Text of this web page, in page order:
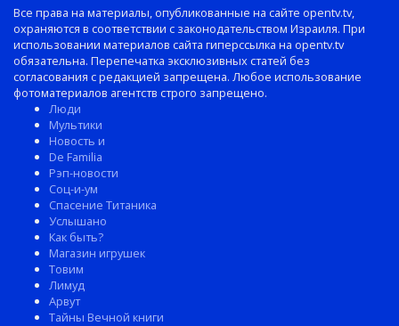
Все права на материалы, опубликованные на сайте opentv.tv,
охраняются в соответствии с законодательством Израиля. При
использовании материалов сайта гиперссылка на opentv.tv
обязательна. Перепечатка эксклюзивных статей без
согласования с редакцией запрещена. Любое использование
фотоматериалов агентств строго запрещено.
Люди
Мультики
Новость и
De Familia
Рэп-новости
Соц-и-ум
Спасение Титаника
Услышано
Как быть?
Магазин игрушек
Товим
Лимуд
Арвут
Тайны Вечной книги